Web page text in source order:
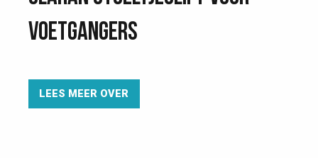
VOETGANGERS
LEES MEER OVER